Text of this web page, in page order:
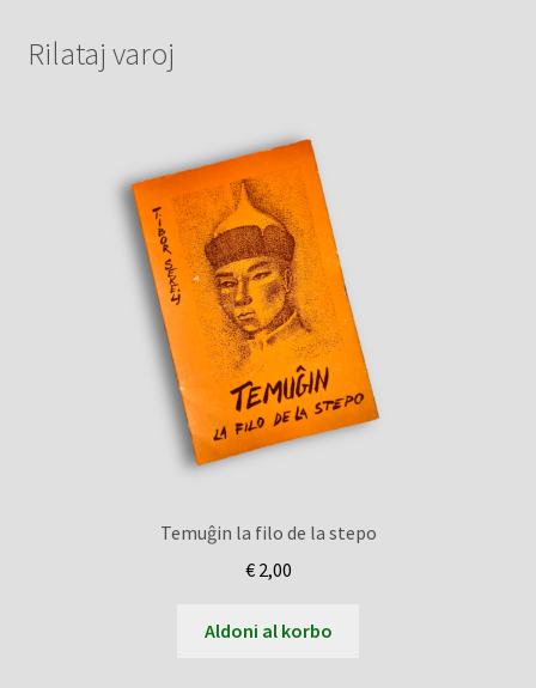
Rilataj varoj
Temuĝin la filo de la stepo
€2,00
Aldoni al korbo